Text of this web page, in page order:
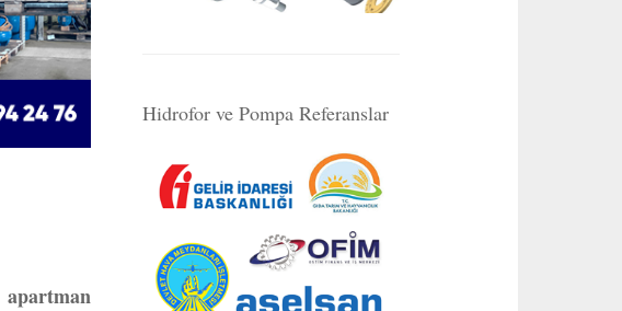
apartman
Hidrofor ve Pompa Referanslar